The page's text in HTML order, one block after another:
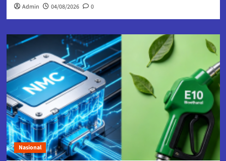
Admin 04/08/2026 0
Nasional